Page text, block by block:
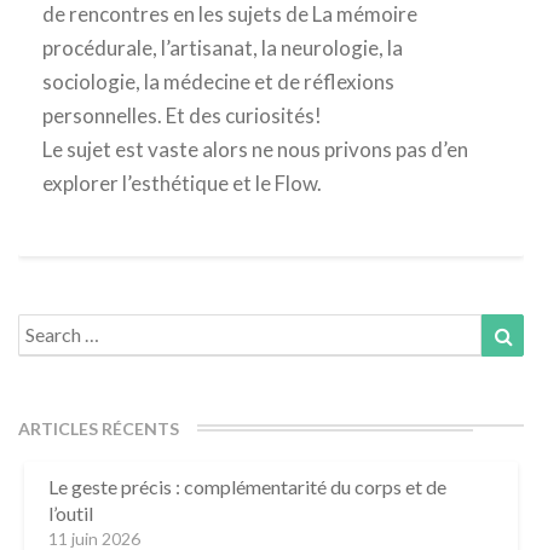
de rencontres en les sujets de La mémoire
procédurale, l’artisanat, la neurologie, la
sociologie, la médecine et de réflexions
personnelles. Et des curiosités!
Le sujet est vaste alors ne nous privons pas d’en
explorer l’esthétique et le Flow.
Search
for:
ARTICLES RÉCENTS
Le geste précis : complémentarité du corps et de
l’outil
11 juin 2026